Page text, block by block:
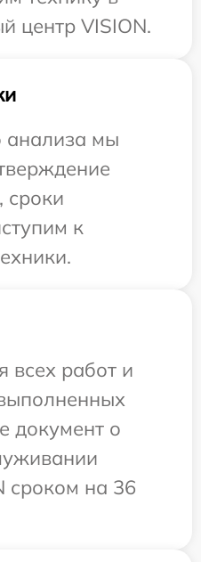
центр VISION.
анализа мы
сроки
к
всех работ и
документ о
сроком на 36